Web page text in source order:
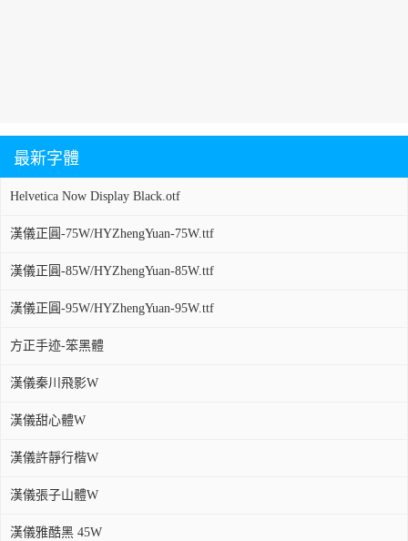
最新字體
Helvetica Now Display Black.otf
漢儀正圓-75W/HYZhengYuan-75W.ttf
漢儀正圓-85W/HYZhengYuan-85W.ttf
漢儀正圓-95W/HYZhengYuan-95W.ttf
方正手迹-笨黑體
漢儀秦川飛影W
漢儀甜心體W
漢儀許靜行楷W
漢儀張子山體W
漢儀雅酷黑 45W